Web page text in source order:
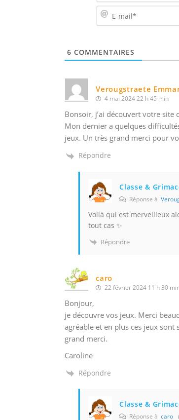
6 COMMENTAIRES
Verougstraete
4 mai 2024 22 h 45 min
Bonsoir, j’ai découvert votre
Mon dernier a quelques
jeux. Un très grand merci pour
Répondre
Classe &
Réponse à
Voilà qui est merveilleux
tout cas ✨
Répondre
caro
22 février 2024 11 h 30
Bonjour,
je découvre vos jeux. Merci
agréable et en plus ces jeux sont
grand merci.
Caroline
Répondre
Classe &
Réponse àcaro